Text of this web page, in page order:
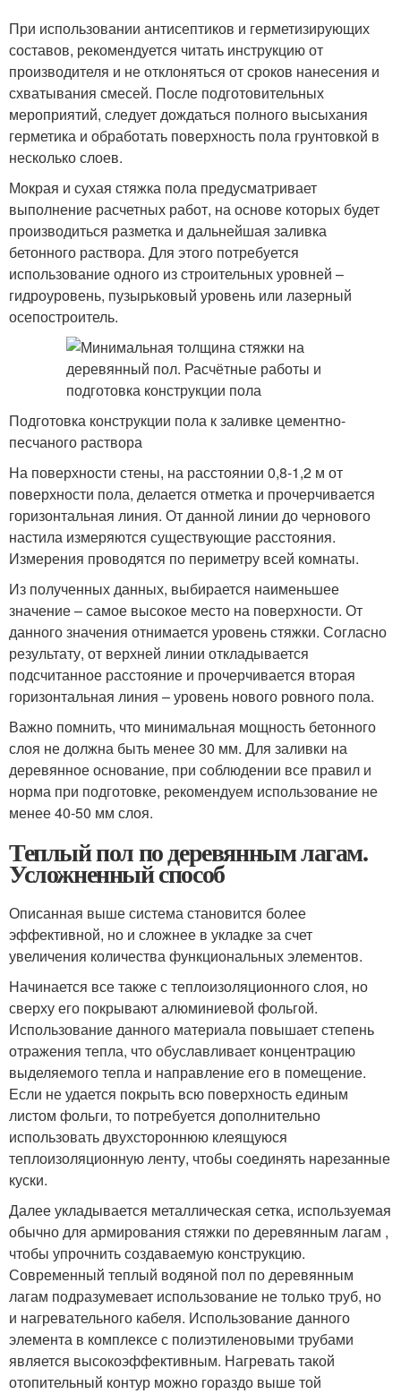
При использовании антисептиков и герметизирующих
составов, рекомендуется читать инструкцию от
производителя и не отклоняться от сроков нанесения и
схватывания смесей. После подготовительных
мероприятий, следует дождаться полного высыхания
герметика и обработать поверхность пола грунтовкой в
несколько слоев.
Мокрая и сухая стяжка пола предусматривает
выполнение расчетных работ, на основе которых будет
производиться разметка и дальнейшая заливка
бетонного раствора. Для этого потребуется
использование одного из строительных уровней –
гидроуровень, пузырьковый уровень или лазерный
осепостроитель.
Подготовка конструкции пола к заливке цементно-
песчаного раствора
На поверхности стены, на расстоянии 0,8-1,2 м от
поверхности пола, делается отметка и прочерчивается
горизонтальная линия. От данной линии до чернового
настила измеряются существующие расстояния.
Измерения проводятся по периметру всей комнаты.
Из полученных данных, выбирается наименьшее
значение – самое высокое место на поверхности. От
данного значения отнимается уровень стяжки. Согласно
результату, от верхней линии откладывается
подсчитанное расстояние и прочерчивается вторая
горизонтальная линия – уровень нового ровного пола.
Важно помнить, что минимальная мощность бетонного
слоя не должна быть менее 30 мм. Для заливки на
деревянное основание, при соблюдении все правил и
норма при подготовке, рекомендуем использование не
менее 40-50 мм слоя.
Теплый пол по деревянным лагам.
Усложненный способ
Описанная выше система становится более
эффективной, но и сложнее в укладке за счет
увеличения количества функциональных элементов.
Начинается все также с теплоизоляционного слоя, но
сверху его покрывают алюминиевой фольгой.
Использование данного материала повышает степень
отражения тепла, что обуславливает концентрацию
выделяемого тепла и направление его в помещение.
Если не удается покрыть всю поверхность единым
листом фольги, то потребуется дополнительно
использовать двухстороннюю клеящуюся
теплоизоляционную ленту, чтобы соединять нарезанные
куски.
Далее укладывается металлическая сетка, используемая
обычно для армирования стяжки по деревянным лагам ,
чтобы упрочнить создаваемую конструкцию.
Современный теплый водяной пол по деревянным
лагам подразумевает использование не только труб, но
и нагревательного кабеля. Использование данного
элемента в комплексе с полиэтиленовыми трубами
является высокоэффективным. Нагревать такой
отопительный контур можно гораздо выше той